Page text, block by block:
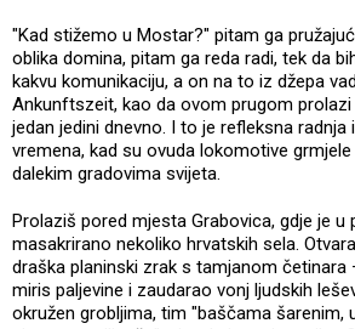
"Kad stižemo u Mostar?" pitam ga
oblika domina, pitam ga reda radi, tek da
kakvu komunikaciju, a on na to iz džepa
Ankunftszeit, kao da ovom prugom prolazi
jedan jedini dnevno. I to je refleksna radnja
vremena, kad su ovuda lokomotive
dalekim gradovima svijeta.
Prolaziš pored mjesta Grabovica, gdje je u
masakrirano nekoliko hrvatskih sela.
draška planinski zrak s tamjanom četinara
miris paljevine i zaudarao vonj ljudskih
okružen grobljima, tim "baščama šarenim,